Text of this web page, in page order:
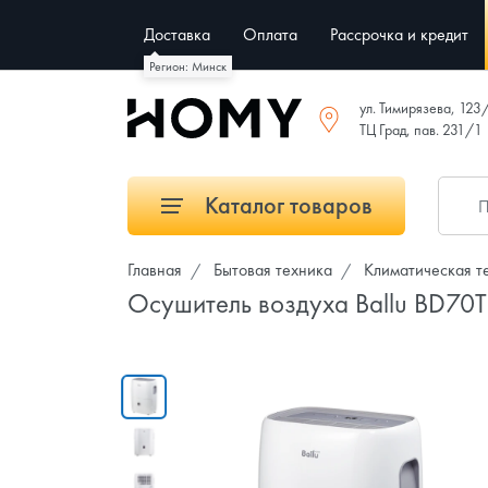
Регион: Минск
Доставка Оплата Рассрочка и кредит
ул. Тимирязева,
ТЦ Град, пав. 231/1
Каталог товаров
Главная Бытовая техника Климатическая
Осушитель воздуха Ballu